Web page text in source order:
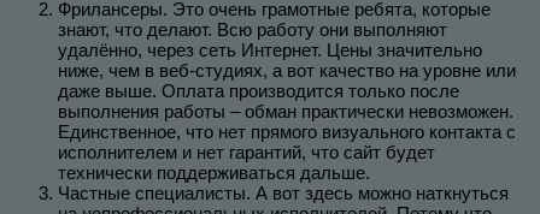
Фрилансеры. Это очень грамотные ребята, которые
знают, что делают. Всю работу они выполняют
удалённо, через сеть Интернет. Цены значительно
ниже, чем в веб-студиях, а вот качество на уровне или
даже выше. Оплата производится только после
выполнения работы – обман практически невозможен.
Единственное, что нет прямого визуального контакта с
исполнителем и нет гарантий, что сайт будет
технически поддерживаться дальше.
Частные специалисты. А вот здесь можно наткнуться